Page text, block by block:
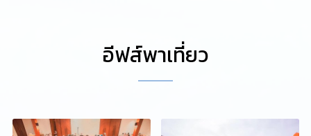
อีฟส์พาเที่ยว